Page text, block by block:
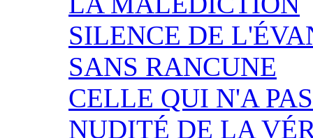
SILENCE DE
SANS RANCUNE
CELLE QUI N'A
NUDITÉ DE LA